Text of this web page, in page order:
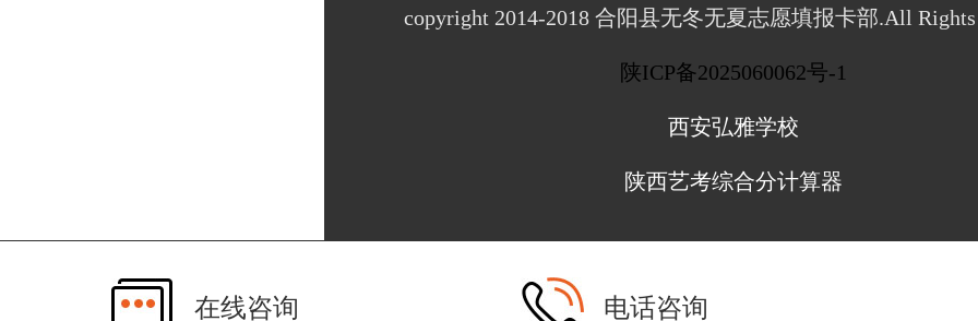
copyright 2014-2018 合阳县无冬无夏志愿填报卡部.All Rights
陕ICP备2025060062号-1
西安弘雅学校
陕西艺考综合分计算器
在线咨询 电话咨询